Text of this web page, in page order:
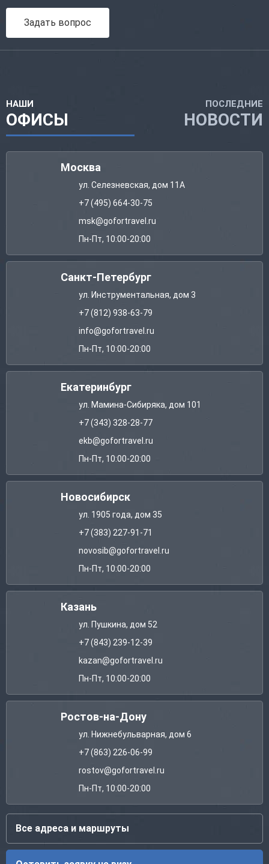
Задать вопрос
НАШИ
ОФИСЫ
ПОСЛЕДНИЕ
НОВОСТИ
Москва
ул. Селезневская, дом 11А
+7 (495) 664-30-75
msk@gofortravel.ru
Пн-Пт, 10:00-20:00
Санкт-Петербург
ул. Инструментальная, дом 3
+7 (812) 938-63-79
info@gofortravel.ru
Пн-Пт, 10:00-20:00
Екатеринбург
ул. Мамина-Сибиряка, дом 101
+7 (343) 328-28-77
ekb@gofortravel.ru
Пн-Пт, 10:00-20:00
Новосибирск
ул. 1905 года, дом 35
+7 (383) 227-91-71
novosib@gofortravel.ru
Пн-Пт, 10:00-20:00
Казань
ул. Пушкина, дом 52
+7 (843) 239-12-39
kazan@gofortravel.ru
Пн-Пт, 10:00-20:00
Ростов-на-Дону
ул. Нижнебульварная, дом 6
+7 (863) 226-06-99
rostov@gofortravel.ru
Пн-Пт, 10:00-20:00
Все адреса и маршруты